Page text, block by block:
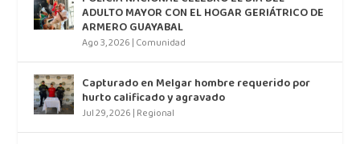
ADULTO MAYOR CON EL HOGAR GERIÁTRICO DE
ARMERO GUAYABAL
Ago 3, 2026 | Comunidad
Capturado en Melgar hombre requerido por
hurto calificado y agravado
Jul 29, 2026 | Regional